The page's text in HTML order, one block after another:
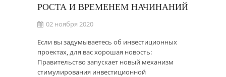
РОСТА И ВРЕМЕНЕМ НАЧИНАНИЙ
02 ноября 2020
Если вы задумываетесь об инвестиционных
проектах, для вас хорошая новость:
Правительство запускает новый механизм
стимулирования инвестиционной